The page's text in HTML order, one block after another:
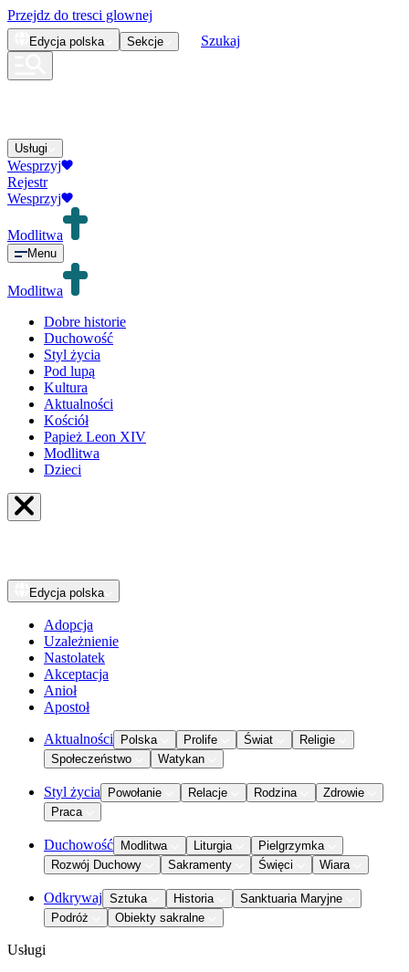
Przejdz do tresci glownej
Edycja polska Sekcje Szukaj
Usługi
Wesprzyj
Rejestr
Wesprzyj
Modlitwa
Menu
Modlitwa
Dobre historie
Duchowość
Styl życia
Pod lupą
Kultura
Aktualności
Kościół
Papież Leon XIV
Modlitwa
Dzieci
Edycja polska
Adopcja
Uzależnienie
Nastolatek
Akceptacja
Anioł
Apostoł
Aktualności Polska Prolife Świat
Religie
Społeczeństwo
Watykan
Styl życia Powołanie Relacje Rodzina
Zdrowie
Praca
Duchowość Modlitwa Liturgia
Pielgrzymka
Rozwój Duchowy
Sakramenty Święci Wiara
Odkrywaj Sztuka Historia
Sanktuaria Maryjne
Podróż
Obiekty sakralne
Usługi